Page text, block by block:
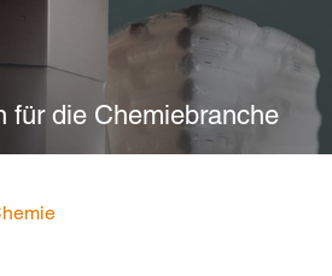
für die Chemiebranche